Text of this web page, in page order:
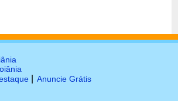
Anuncie Grátis